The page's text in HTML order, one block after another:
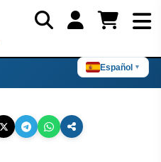
Español ▼